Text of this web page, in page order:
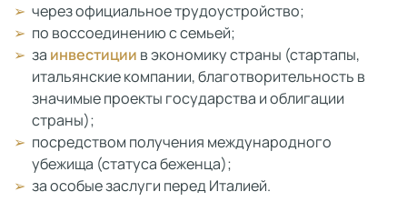
через официальное трудоустройство;
по воссоединению с семьей;
за инвестиции в экономику страны (стартапы,
итальянские компании, благотворительность в
значимые проекты государства и облигации
страны);
посредством получения международного
убежища (статуса беженца);
за особые заслуги перед Италией.